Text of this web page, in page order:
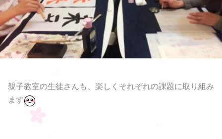
親子教室の生徒さんも、楽しくそれぞれの課題に取り組み
ます